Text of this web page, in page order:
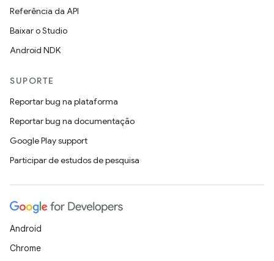
Referência da API
Baixar o Studio
Android NDK
SUPORTE
Reportar bug na plataforma
Reportar bug na documentação
Google Play support
Participar de estudos de pesquisa
Android
Chrome